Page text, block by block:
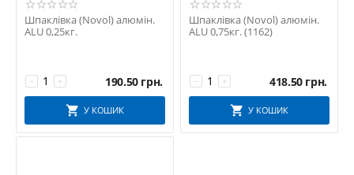
Шпаклівка (Novol) алюмін.
ALU 0,25кг.
+
− 190.50 грн.
У КОШИК
Шпаклівка (Novol) алюмін.
ALU 0,75кг. (1162)
+
− 418.50 грн.
У КОШИК